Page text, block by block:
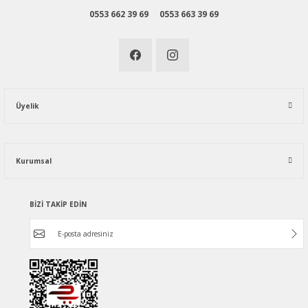
0553 662 39 69 0553 663 39 69
Üyelik
Kurumsal
BİZİ TAKİP EDİN